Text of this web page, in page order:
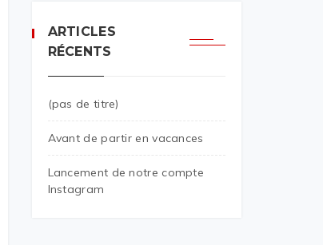
ARTICLES
RÉCENTS
(pas de titre)
Avant de partir en vacances
Lancement de notre compte
Instagram